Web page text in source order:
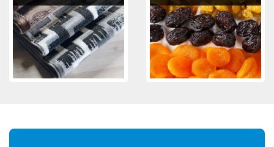
Fuar Duyurusu (Solar Connect Africa Fuarı)
30 Kasım – 3 Aralık 2026 Atina/Yunanistan Yapı-İnşaat STH
İthalatta Tarım ve Orman Bakanlığı Kontrolünde İthal Edilecek Ürünler Düzenlendi